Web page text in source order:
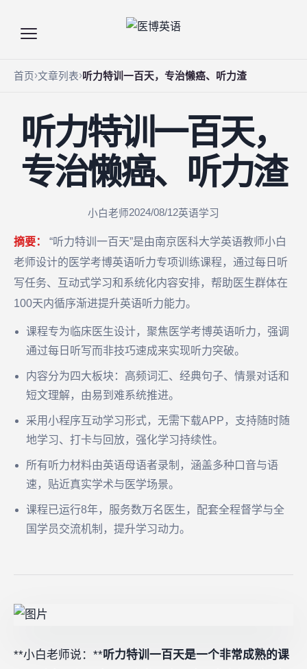
首页 文章列表 听力特训一百天，专治懒癌、听力渣
听力特训一百天，
专治懒癌、听力渣
小白老师2024/08/12英语学习
摘要：
“听力特训一百天”是由南京医科大学英语教师小白
老师设计的医学考博英语听力专项训练课程，通过每日听
写任务、互动式学习和系统化内容安排，帮助医生群体在
100天内循序渐进提升英语听力能力。
课程专为临床医生设计，聚焦医学考博英语听力，强调
通过每日听写而非技巧速成来实现听力突破。
内容分为四大板块：高频词汇、经典句子、情景对话和
短文理解，由易到难系统推进。
采用小程序互动学习形式，无需下载APP，支持随时随
地学习、打卡与回放，强化学习持续性。
所有听力材料由英语母语者录制，涵盖多种口音与语
速，贴近真实学术与医学场景。
课程已运行8年，服务数万名医生，配套全程督学与全
国学员交流机制，提升学习动力。
**小白老师说：**听力特训一百天是一个非常成熟的课